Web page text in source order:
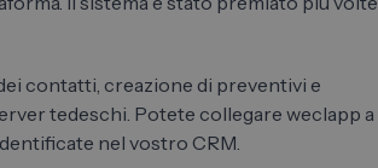
contatti, creazione di preventivi e
tedeschi. Potete collegare weclapp a
nel vostro CRM.